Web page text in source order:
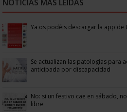
NOTICIAS MÁS LEÍDAS
Ya os podéis descargar la app de
Se actualizan las patologías para
anticipada por discapacidad
No: si un festivo cae en sábado,
libre